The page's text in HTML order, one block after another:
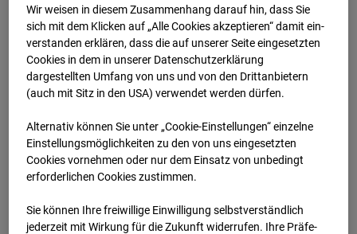
BC-179 - BV-
Meischlgasse Bpl 5B –
96WE - Cam 1
Meischlgasse 32, 1230 Wien
Zur Übersicht
Europe/Vienna
Wir weisen in diesem Zusammenhang darauf hin, dass Sie
sich mit dem Klicken auf „Alle Cookies akzeptieren“ damit ein­
ver­standen erklären, dass die auf unserer Seite eingesetzten
Cookies in dem in unserer Datenschutzerklärung
dargestellten Umfang von uns und von den Drittanbietern
(auch mit Sitz in den USA) verwendet werden dürfen.
Alternativ können Sie unter „Cookie-Einstellungen“ einzelne
Einstellungsmöglichkeiten zu den von uns eingesetzten
Cookies vornehmen oder nur dem Einsatz von unbedingt
erforderlichen Cookies zustimmen.
Sie können Ihre freiwillige Einwilligung selbstverständlich
jederzeit mit Wirkung für die Zukunft widerrufen. Ihre Prä­fe­